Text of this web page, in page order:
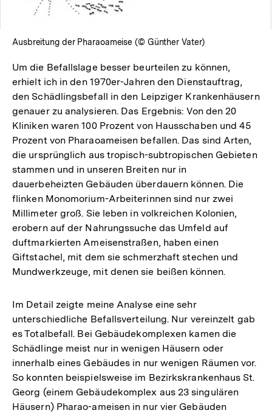
Ausbreitung der Pharaoameise (© Günther Vater)
Um die Befallslage besser beurteilen zu können,
erhielt ich in den 1970er-Jahren den Dienstauftrag,
den Schädlingsbefall in den Leipziger Krankenhäusern
genauer zu analysieren. Das Ergebnis: Von den 20
Kliniken waren 100 Prozent von Hausschaben und 45
Prozent von Pharaoameisen befallen. Das sind Arten,
die ursprünglich aus tropisch-subtropischen Gebieten
stammen und in unseren Breiten nur in
dauerbeheizten Gebäuden überdauern können. Die
flinken Monomorium-Arbeiterinnen sind nur zwei
Millimeter groß. Sie leben in volkreichen Kolonien,
erobern auf der Nahrungssuche das Umfeld auf
duftmarkierten Ameisenstraßen, haben einen
Giftstachel, mit dem sie schmerzhaft stechen und
Mundwerkzeuge, mit denen sie beißen können.
Im Detail zeigte meine Analyse eine sehr
unterschiedliche Befallsverteilung. Nur vereinzelt gab
es Totalbefall. Bei Gebäudekomplexen kamen die
Schädlinge meist nur in wenigen Häusern oder
innerhalb eines Gebäudes in nur wenigen Räumen vor.
So konnten beispielsweise im Bezirkskrankenhaus St.
Georg (einem Gebäudekomplex aus 23 singulären
Häusern) Pharao-ameisen in nur vier Gebäuden